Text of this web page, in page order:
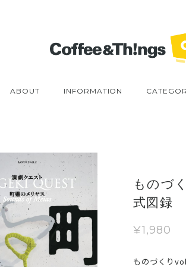
ABOUT INFORMATION
ものづ
式図録
¥1,980
ものづくり